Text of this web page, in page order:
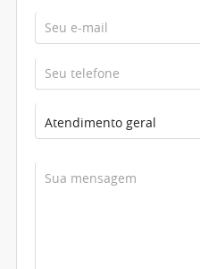
Atendimento geral